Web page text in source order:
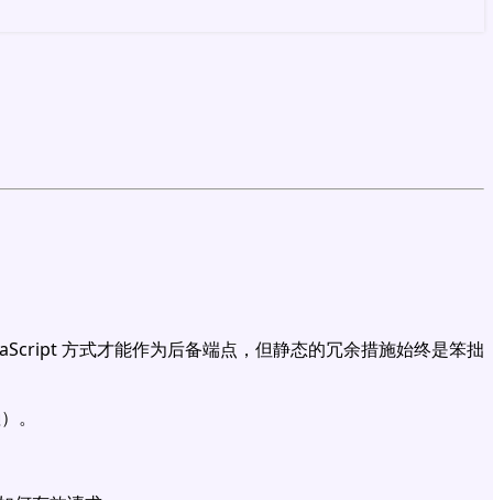
方式才能作为后备端点，但静态的冗余措施始终是笨拙
。